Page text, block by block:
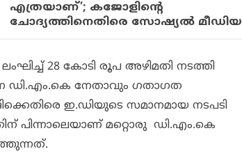
എത്രയാണ്’; കജോളിന്റെ
ചോദ്യത്തിനെതിരെ സോഷ്യല്‍ മീഡിയ
28 കോടി രൂപ അഴിമതി നടത്തി
ഡി.എം.കെ നേതാവും ഗതാഗത
ഇ.ഡിയുടെ സമാനമായ നടപടി
പിന്നാലെയാണ് മറ്റൊരു ഡി.എം.കെ